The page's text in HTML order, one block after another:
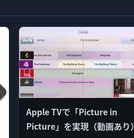
Apple TVで「Picture in
Picture」を実現（動画あり）